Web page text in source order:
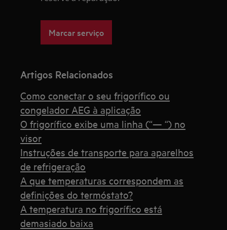
Marcar serviço
Artigos Relacionados
Como conectar o seu frigorífico ou
congelador AEG à aplicação
O frigorífico exibe uma linha (“— “) no
visor
Instruções de transporte para aparelhos
de refrigeração
A que temperaturas correspondem as
definições do termóstato?
A temperatura no frigorífico está
demasiado baixa